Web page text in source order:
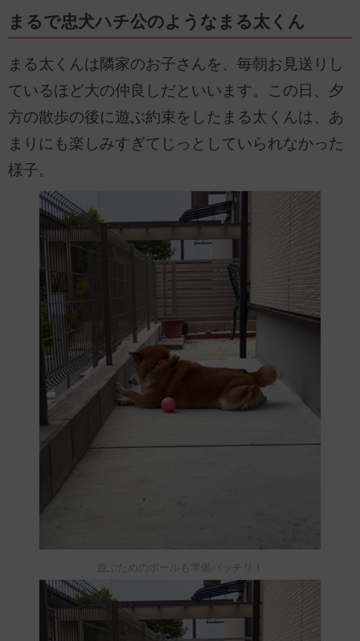
まるで忠犬ハチ公のようなまる太くん
まる太くんは隣家のお子さんを、毎朝お見送りし
ているほど大の仲良しだといいます。この日、夕
方の散歩の後に遊ぶ約束をしたまる太くんは、あ
まりにも楽しみすぎてじっとしていられなかった
様子。
遊ぶためのボールも準備バッチリ！